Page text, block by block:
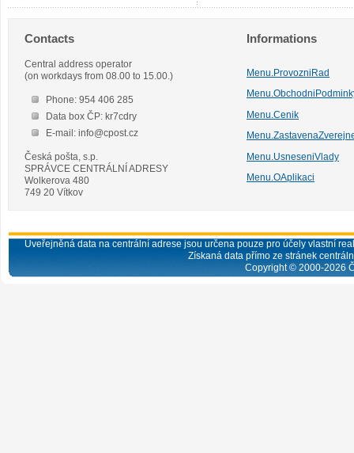
Contacts
Central address operator
(on workdays from 08.00 to 15.00.)
Phone: 954 406 285
Data box ČP: kr7cdry
E-mail: info@cpost.cz
Česká pošta, s.p.
SPRÁVCE CENTRÁLNÍ ADRESY
Wolkerova 480
749 20 Vítkov
Informations
Menu.ProvozniRad
Menu.Cenik
Menu.UsneseniVlady
Menu.OAplikaci
Uveřejněná data na centrální adrese jsou určena pouze pro účely vlastní
Získaná data přímo ze stránek
Copyright © 2000-2026